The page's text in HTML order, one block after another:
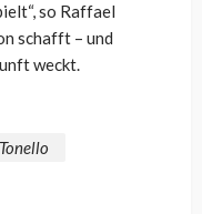
so Raffael
schafft – und
weckt.